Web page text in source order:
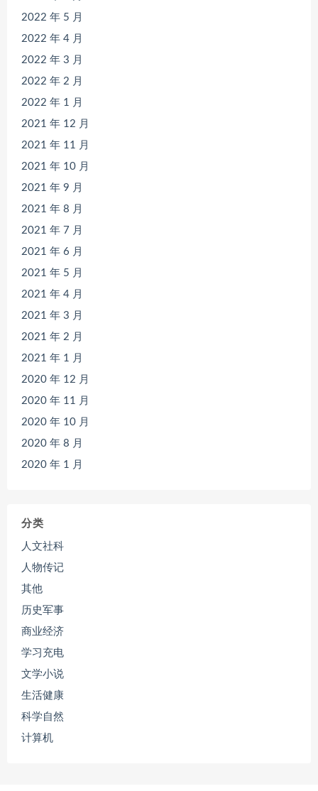
2022 年 5 月
2022 年 4 月
2022 年 3 月
2022 年 2 月
2022 年 1 月
2021 年 12 月
2021 年 11 月
2021 年 10 月
2021 年 9 月
2021 年 8 月
2021 年 7 月
2021 年 6 月
2021 年 5 月
2021 年 4 月
2021 年 3 月
2021 年 2 月
2021 年 1 月
2020 年 12 月
2020 年 11 月
2020 年 10 月
2020 年 8 月
2020 年 1 月
分类
人文社科
人物传记
其他
历史军事
商业经济
学习充电
文学小说
生活健康
科学自然
计算机